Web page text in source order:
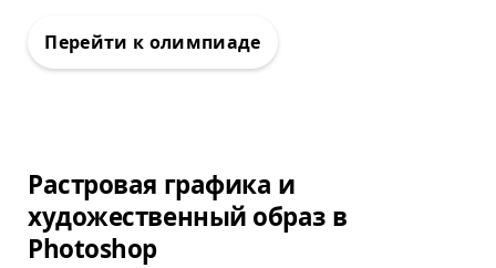
Олимпиада
Растровая графика и
художественный образ в
Photoshop